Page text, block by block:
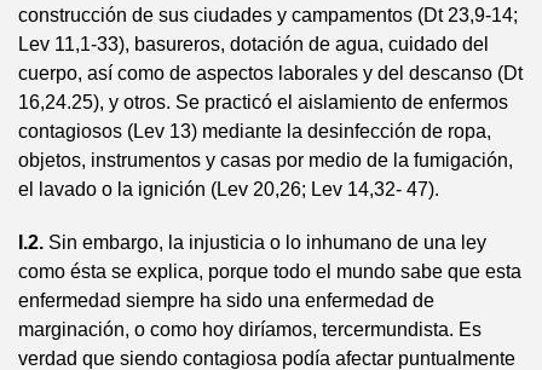
construcción de sus ciudades y campamentos (Dt 23,9-14;
Lev 11,1-33), basureros, dotación de agua, cuidado del
cuerpo, así como de aspectos laborales y del descanso (Dt
16,24.25), y otros. Se practicó el aislamiento de enfermos
contagiosos (Lev 13) mediante la desinfección de ropa,
objetos, instrumentos y casas por medio de la fumigación,
el lavado o la ignición (Lev 20,26; Lev 14,32- 47).
I.2. Sin embargo, la injusticia o lo inhumano de una ley
como ésta se explica, porque todo el mundo sabe que esta
enfermedad siempre ha sido una enfermedad de
marginación, o como hoy diríamos, tercermundista. Es
verdad que siendo contagiosa podía afectar puntualmente